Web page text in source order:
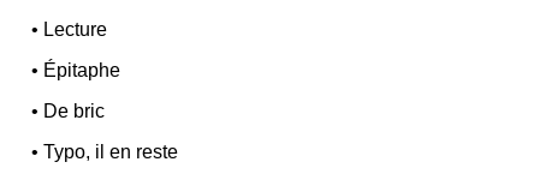
• Lecture
• Épitaphe
• De bric
•Typo, il en reste